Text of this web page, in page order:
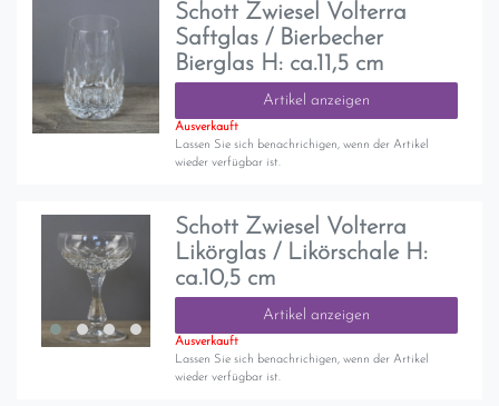
Schott Zwiesel Volterra
Saftglas / Bierbecher
Bierglas H: ca.11,5 cm
Artikel anzeigen
Ausverkauft
Lassen Sie sich benachrichigen, wenn der Artikel
wieder verfügbar ist.
Schott Zwiesel Volterra
Likörglas / Likörschale H:
ca.10,5 cm
Artikel anzeigen
Ausverkauft
Lassen Sie sich benachrichigen, wenn der Artikel
wieder verfügbar ist.